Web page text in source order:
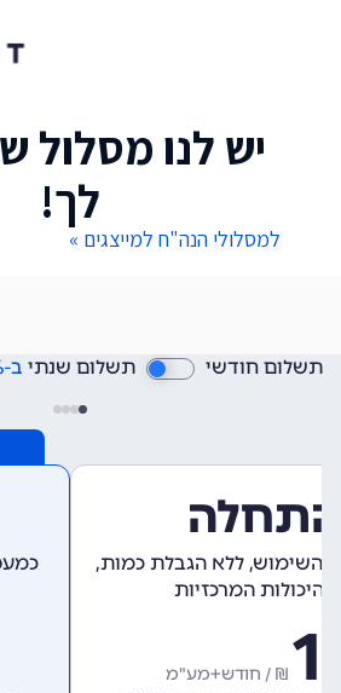
יש לנו מסלול
לך!
למסלולי הנה"ח למייצגים »